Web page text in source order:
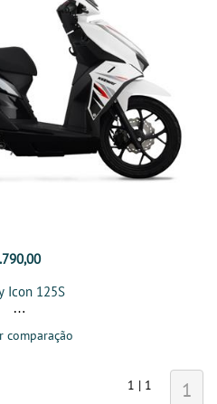
Icon 125S
comparação
1 | 1 1